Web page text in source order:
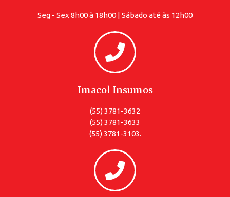
Seg - Sex 8h00 à 18h00 | Sábado até às 12h00
Imacol Insumos
(55) 3781-3632
(55) 3781-3633
(55) 3781-3103.